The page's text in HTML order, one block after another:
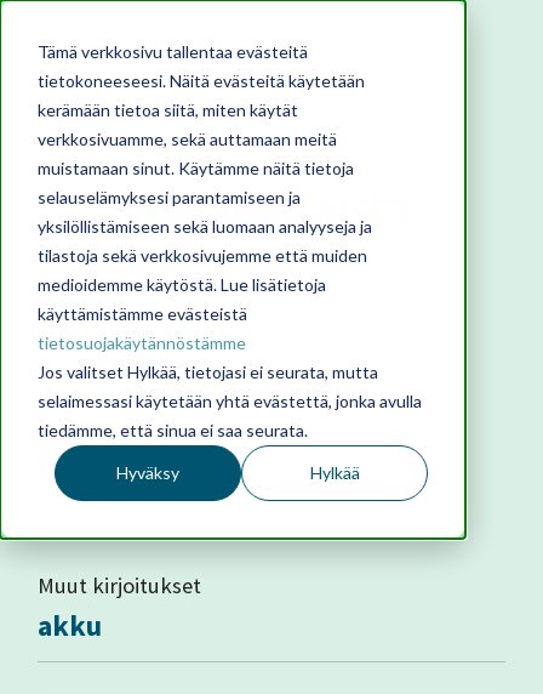
Tämä verkkosivu tallentaa evästeitä
tietokoneeseesi. Näitä evästeitä käytetään
kerämään tietoa siitä, miten käytät
verkkosivuamme, sekä auttamaan meitä
muistamaan sinut. Käytämme näitä tietoja
selauselämyksesi parantamiseen ja
yksilöllistämiseen sekä luomaan analyyseja ja
tilastoja sekä verkkosivujemme että muiden
medioidemme käytöstä. Lue lisätietoja
käyttämistämme evästeistä
tietosuojakäytännöstämme
Jos valitset Hylkää, tietojasi ei seurata, mutta
selaimessasi käytetään yhtä evästettä, jonka avulla
tiedämme, että sinua ei saa seurata.
Hyväksy Hylkää
Ajankohtaista
Muut kirjoitukset
akku